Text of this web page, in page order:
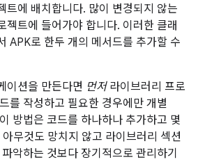
트에 배치합니다. 많이 변경되지 않는
젝트에 들어가야 합니다. 이러한 클래
APK로 한두 개의 메서드를 추가할 수
이션을 만든다면 먼저라이브러리 프로
를 작성하고 필요한 경우에만 개별
방법은 코드를 하나하나 추가하고 몇
무것도 망치지 않고 라이브러리 섹션
악하는 것보다 장기적으로 관리하기